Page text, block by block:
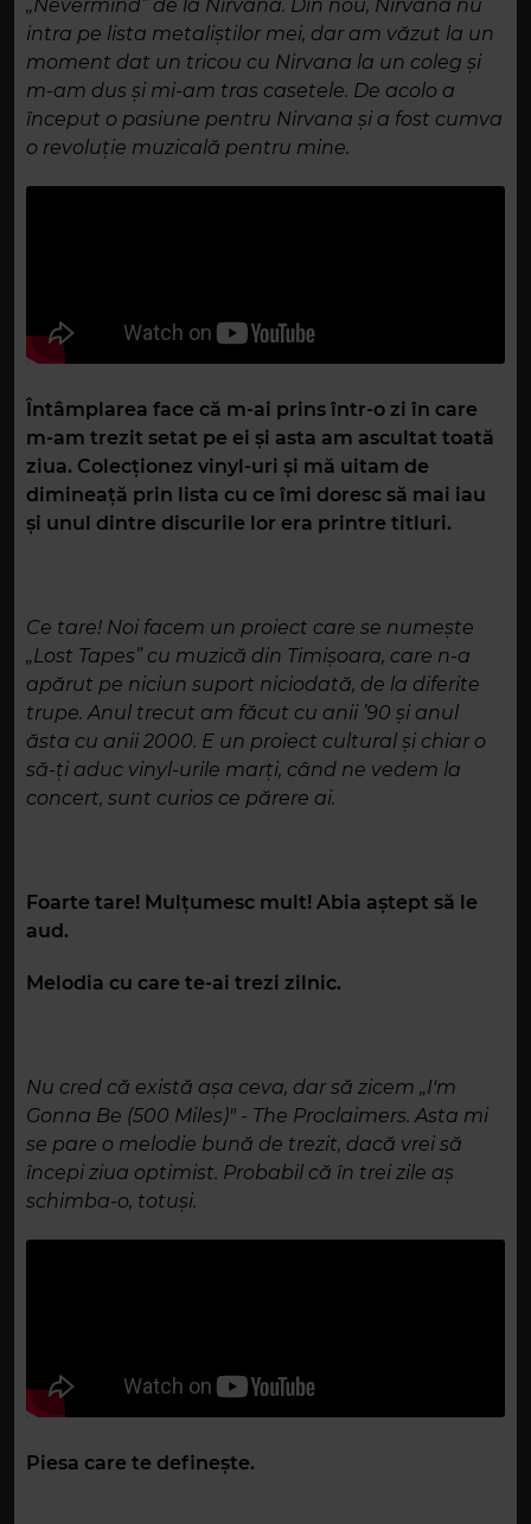
„Nevermind” de la Nirvana. Din nou, Nirvana nu
intra pe lista metaliștilor mei, dar am văzut la un
moment dat un tricou cu Nirvana la un coleg și
m-am dus și mi-am tras casetele. De acolo a
început o pasiune pentru Nirvana și a fost cumva
o revoluție muzicală pentru mine.
Întâmplarea face că m-ai prins într-o zi în care
m-am trezit setat pe ei și asta am ascultat toată
ziua. Colecționez vinyl-uri și mă uitam de
dimineață prin lista cu ce îmi doresc să mai iau
și unul dintre discurile lor era printre titluri.
Ce tare! Noi facem un proiect care se numește
„Lost Tapes” cu muzică din Timișoara, care n-a
apărut pe niciun suport niciodată, de la diferite
trupe. Anul trecut am făcut cu anii ’90 și anul
ăsta cu anii 2000. E un proiect cultural și chiar o
să-ți aduc vinyl-urile marți, când ne vedem la
concert, sunt curios ce părere ai.
Foarte tare! Mulțumesc mult! Abia aștept să le
aud.
Melodia cu care te-ai trezi zilnic.
Nu cred că există așa ceva, dar să zicem „I'm
Gonna Be (500 Miles)" - The Proclaimers. Asta mi
se pare o melodie bună de trezit, dacă vrei să
începi ziua optimist. Probabil că în trei zile aș
schimba-o, totuși.
Piesa care te definește.